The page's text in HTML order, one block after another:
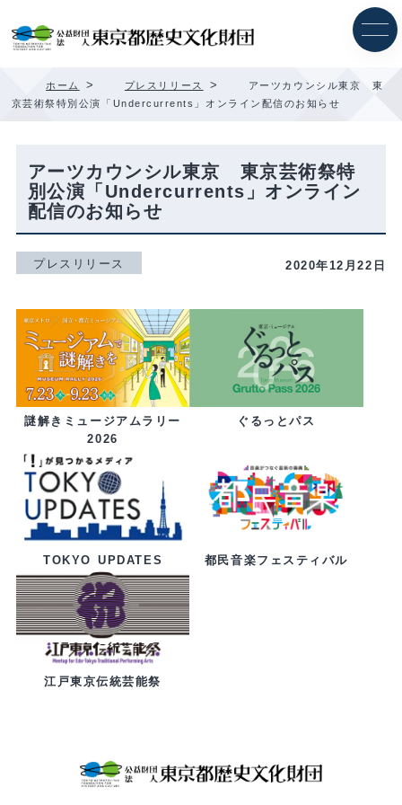
ッ
ホーム > プレスリリース >
アーツカウンシル東京 東
京芸術祭特別公演「Undercurrents」オンライン配信のお知らせ
アーツカウンシル東京 東京芸術祭特
別公演「Undercurrents」オンライン
配信のお知らせ
プレスリリース 2020年12月22日
謎解きミュージアムラリー
2026
ぐるっとパス
TOKYO UPDATES 都民音楽フェスティバル
江戸東京伝統芸能祭